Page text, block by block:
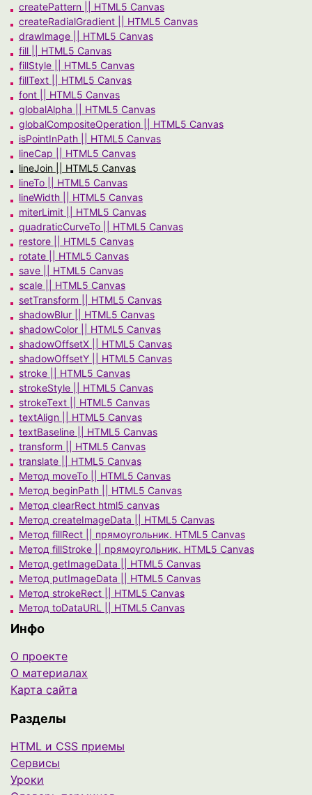
createPattern || HTML5 Canvas
createRadialGradient || HTML5 Canvas
drawImage || HTML5 Canvas
fill || HTML5 Canvas
fillStyle || HTML5 Canvas
fillText || HTML5 Canvas
font || HTML5 Canvas
globalAlpha || HTML5 Canvas
globalCompositeOperation || HTML5 Canvas
isPointInPath || HTML5 Canvas
lineCap || HTML5 Canvas
lineJoin || HTML5 Canvas
lineTo || HTML5 Canvas
lineWidth || HTML5 Canvas
miterLimit || HTML5 Canvas
quadraticCurveTo || HTML5 Canvas
restore || HTML5 Canvas
rotate || HTML5 Canvas
save || HTML5 Canvas
scale || HTML5 Canvas
setTransform || HTML5 Canvas
shadowBlur || HTML5 Canvas
shadowColor || HTML5 Canvas
shadowOffsetX || HTML5 Canvas
shadowOffsetY || HTML5 Canvas
stroke || HTML5 Canvas
strokeStyle || HTML5 Canvas
strokeText || HTML5 Canvas
textAlign || HTML5 Canvas
textBaseline || HTML5 Canvas
transform || HTML5 Canvas
translate || HTML5 Canvas
Метод moveTo || HTML5 Canvas
Метод beginPath || HTML5 Canvas
Метод clearRect html5 canvas
Метод createImageData || HTML5 Canvas
Метод fillRect || прямоугольник. HTML5 Canvas
Метод fillStroke || прямоугольник. HTML5 Canvas
Метод getImageData || HTML5 Canvas
Метод putImageData || HTML5 Canvas
Метод strokeRect || HTML5 Canvas
Метод toDataURL || HTML5 Canvas
Инфо
О проекте
О материалах
Карта сайта
Разделы
HTML и CSS приемы
Сервисы
Уроки